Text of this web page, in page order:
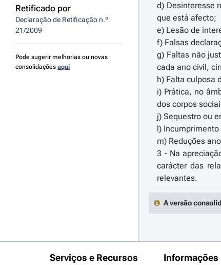
Retificado por
Declaração de Retificação n.º
21/2009
Pode sugerir melhorias ou novas
consolidações aqui
d) Desinteresse
que está afecto;
e) Lesão de
f) Falsas
g) Faltas não
cada ano civil,
h) Falta culposa
i) Prática, no
dos corpos
j) Sequestro ou
l)
m) Reduções
3 - Na
carácter das
A versão
Serviços e Recursos Informações